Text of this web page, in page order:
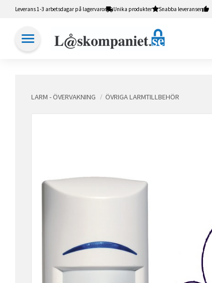
Leverans 1-3 arbetsdagar på lagervaror Unika produkter Snabba leveranser
LARM - ÖVERVAKNING ÖVRIGA LARMTILLBEHÖR